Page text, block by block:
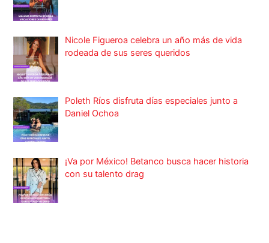
Nicole Figueroa celebra un año más de vida
rodeada de sus seres queridos
Poleth Ríos disfruta días especiales junto a
Daniel Ochoa
¡Va por México! Betanco busca hacer historia
con su talento drag